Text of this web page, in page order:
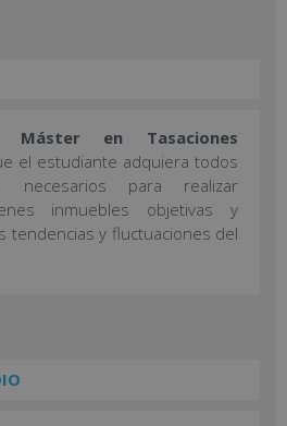
Máster en Tasaciones
el estudiante adquiera todos
necesarios para realizar
inmuebles objetivas y
tendencias y fluctuaciones del